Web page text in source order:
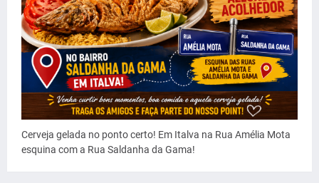
Cerveja gelada no ponto certo! Em Italva na Rua Amélia Mota
esquina com a Rua Saldanha da Gama!